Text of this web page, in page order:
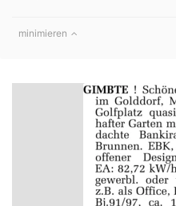
minimieren